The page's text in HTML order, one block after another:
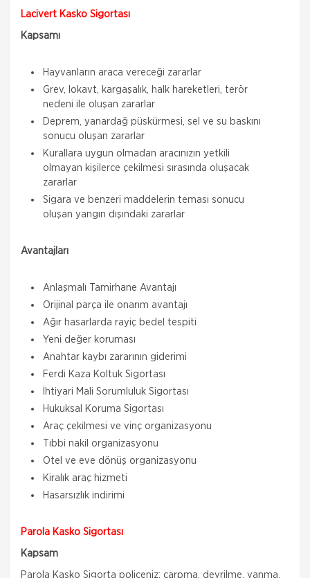
Lacivert Kasko Sigortası
Kapsamı
Hayvanların araca vereceği zararlar
Grev, lokavt, kargaşalık, halk hareketleri, terör
nedeni ile oluşan zararlar
Deprem, yanardağ püskürmesi, sel ve su baskını
sonucu oluşan zararlar
Kurallara uygun olmadan aracınızın yetkili
olmayan kişilerce çekilmesi sırasında oluşacak
zararlar
Sigara ve benzeri maddelerin teması sonucu
oluşan yangın dışındaki zararlar
Avantajları
Anlaşmalı Tamirhane Avantajı
Orijinal parça ile onarım avantajı
Ağır hasarlarda rayiç bedel tespiti
Yeni değer koruması
Anahtar kaybı zararının giderimi
Ferdi Kaza Koltuk Sigortası
İhtiyari Mali Sorumluluk Sigortası
Hukuksal Koruma Sigortası
Araç çekilmesi ve vinç organizasyonu
Tıbbi nakil organizasyonu
Otel ve eve dönüş organizasyonu
Kiralık araç hizmeti
Hasarsızlık indirimi
Parola Kasko Sigortası
Kapsam
Parola Kasko Sigorta poliçeniz; çarpma, devrilme, yanma,